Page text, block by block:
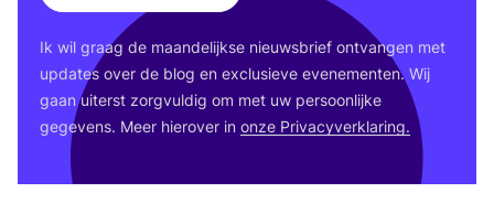
Ik wil graag de maan­de­lijk­se nieuws­brief ont­van­gen met
upda­tes over de blog en exclu­sie­ve eve­ne­men­ten. Wij
gaan uiterst zorg­vul­dig om met uw per­soon­lij­ke
gege­vens. Meer hier­over in onze Pri­va­cy­ver­kla­ring.